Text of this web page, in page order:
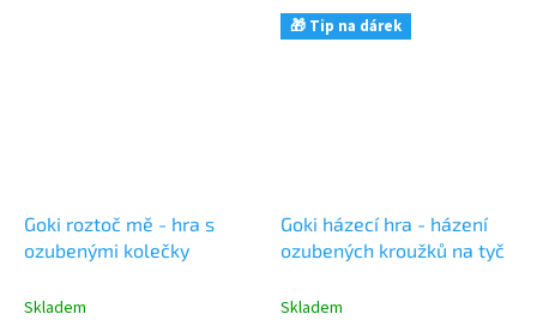
Goki roztoč mě - hra s
ozubenými kolečky
Skladem
🎁 Tip na dárek
Goki házecí hra - házení
ozubených kroužků na tyč
Skladem